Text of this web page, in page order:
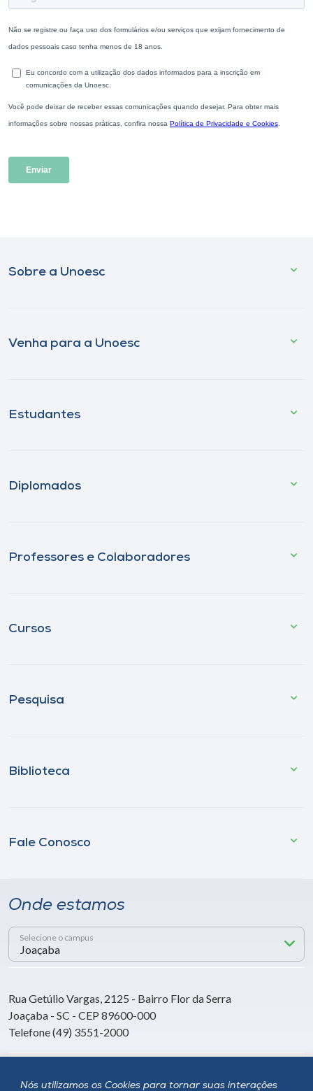
Nós utilizamos os Cookies para tornar suas interações
Sobre a Unoesc
Venha para a Unoesc
Estudantes
Diplomados
Professores e Colaboradores
Cursos
Pesquisa
Biblioteca
Fale Conosco
Onde estamos
Selecione o campus
Rua Getúlio Vargas, 2125 - Bairro Flor da Serra
Joaçaba - SC - CEP 89600-000
Telefone (49) 3551-2000
Siga a Unoesc